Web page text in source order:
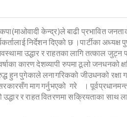
केन्द्र)ले बाढी प्रभावित
निर्देशन दिएको छ ।पार्टीका
उद्धार र राहतका लागि तत्काल जुट्न
कारण देशव्यापी रुपमा ठूलो जनधनको
पुगेकाले लनागरिकको जीउधनको रक्षा
माग गर्नुभएको गरे ।
उद्धार र राहत वितरणमा सक्रियताका साथ